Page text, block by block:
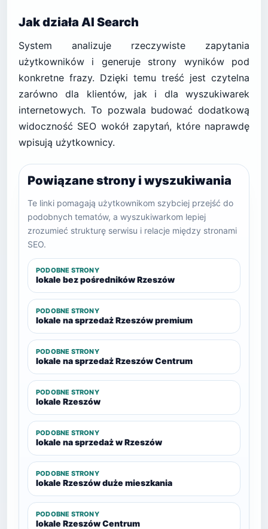
Jak działa AI Search
System analizuje rzeczywiste zapytania
użytkowników i generuje strony wyników pod
konkretne frazy. Dzięki temu treść jest czytelna
zarówno dla klientów, jak i dla wyszukiwarek
internetowych. To pozwala budować dodatkową
widoczność SEO wokół zapytań, które naprawdę
wpisują użytkownicy.
Powiązane strony i wyszukiwania
Te linki pomagają użytkownikom szybciej przejść do
podobnych tematów, a wyszukiwarkom lepiej
zrozumieć strukturę serwisu i relacje między stronami
SEO.
PODOBNE STRONY
lokale bez pośredników Rzeszów
PODOBNE STRONY
lokale na sprzedaż Rzeszów premium
PODOBNE STRONY
lokale na sprzedaż Rzeszów Centrum
PODOBNE STRONY
lokale Rzeszów
PODOBNE STRONY
lokale na sprzedaż w Rzeszów
PODOBNE STRONY
lokale Rzeszów duże mieszkania
PODOBNE STRONY
lokale Rzeszów Centrum